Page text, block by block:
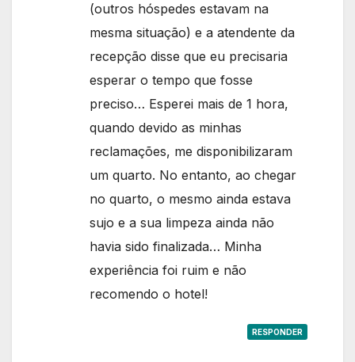
(outros hóspedes estavam na
mesma situação) e a atendente da
recepção disse que eu precisaria
esperar o tempo que fosse
preciso… Esperei mais de 1 hora,
quando devido as minhas
reclamações, me disponibilizaram
um quarto. No entanto, ao chegar
no quarto, o mesmo ainda estava
sujo e a sua limpeza ainda não
havia sido finalizada… Minha
experiência foi ruim e não
recomendo o hotel!
RESPONDER